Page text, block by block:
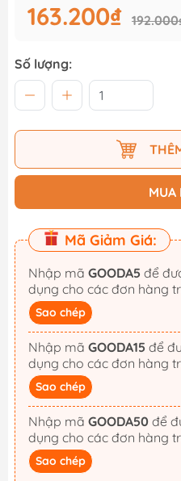
163.200₫
Số lượng:
MUA
Mã Giảm Giá:
Nhập mã GOODA5
dụng cho các đơn hàng
Sao chép
Nhập mã GOODA15
dụng cho các đơn hàng
Sao chép
Nhập mã GOODA50
dụng cho các đơn hàng
Sao chép